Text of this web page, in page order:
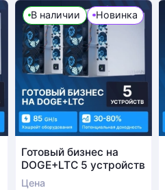
В наличии Новинка
Готовый бизнес на
DOGE+LTC 5 устройств
Цена